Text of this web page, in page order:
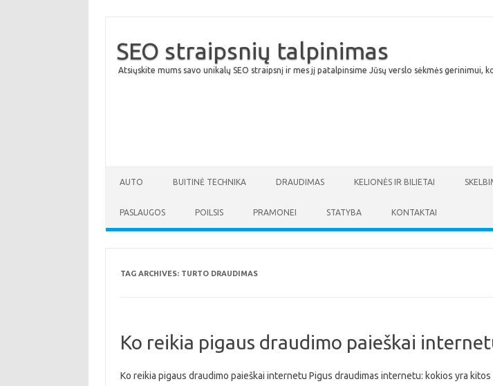
SEO straipsnių talpinimas
Atsiųskite mums savo unikalų SEO straipsnį ir mes jį patalpinsime Jūsų verslo sėkmės
AUTO BUITINĖ TECHNIKA DRAUDIMAS KELIONĖS IR BILIETAI
PASLAUGOS POILSIS PRAMONEI STATYBA KONTAKTAI
TAG ARCHIVES: TURTO DRAUDIMAS
Ko reikia pigaus draudimo paieškai
Ko reikia pigaus draudimo paieškai internetu Pigus draudimas internetu: kokios yra kitos